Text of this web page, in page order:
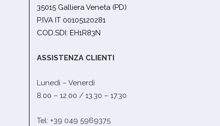
35015 Galliera Veneta (PD)
P.IVA IT 00105120281
COD.SDI: EH1R83N
ASSISTENZA CLIENTI
Lunedì – Venerdì
8.00 – 12.00 / 13.30 – 17.30
Tel: +39 049 5969375